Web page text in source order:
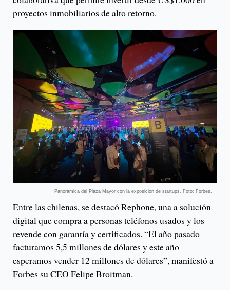
proyectos inmobiliarios de alto retorno.
Panorámica del Plaza Mayor con la exposición de startups. Foto: Forbes.
Entre las chilenas, se destacó Rephone, una a solución
digital que compra a personas teléfonos usados y los
revende con garantía y certificados. “El año pasado
facturamos 5,5 millones de dólares y este año
esperamos vender 12 millones de dólares”, manifestó a
Forbes su CEO Felipe Broitman.